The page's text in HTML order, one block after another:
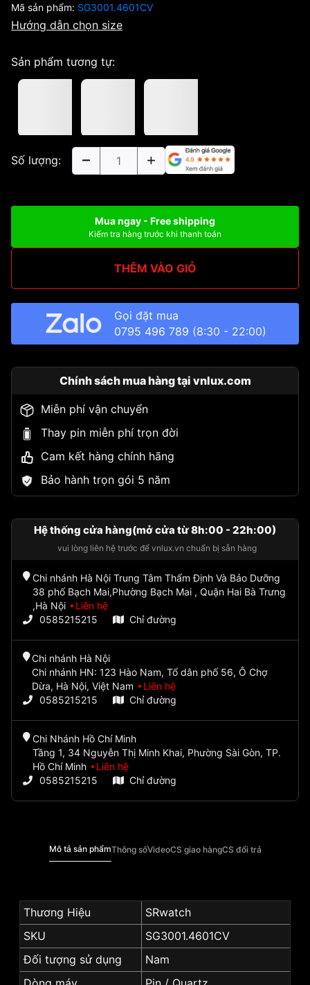
Mã sản phẩm: SG3001.4601CV
Hướng dẫn chọn size
Sản phẩm tương tự:
Số lượng:
Mua ngay - Free shipping
Kiểm tra hàng trước khi thanh toán
THÊM VÀO GIỎ
Gọi đặt mua
0795 496 789 (8:30 - 22:00)
Chính sách mua hàng tại vnlux.com
Miễn phí vận chuyển
Thay pin miễn phí trọn đời
Cam kết hàng chính hãng
Bảo hành trọn gói 5 năm
Hệ thống cửa hàng(mở cửa từ 8h:00 - 22h:00)
vui lòng liên hệ trước để vnlux.vn chuẩn bị sẵn hàng
Chi nhánh Hà Nội Trung Tâm Thẩm Định Và Bảo Dưỡng
38 phố Bạch Mai,Phường Bạch Mai , Quận Hai Bà Trưng
,Hà Nội
Liên hệ
0585215215
Chỉ đường
Chi nhánh Hà Nội
Chi nhánh HN: 123 Hào Nam, Tổ dân phố 56, Ô Chợ
Dừa, Hà Nội, Việt Nam
Liên hệ
0585215215
Chỉ đường
Chi Nhánh Hồ Chí Minh
Tầng 1, 34 Nguyễn Thị Minh Khai, Phường Sài Gòn, TP.
Hồ Chí Minh
Liên hệ
0585215215
Chỉ đường
Mô tả sản phẩmThông sốVideoCS giao hàngCS đổi trả
Thương Hiệu
SRwatch
SKU
SG3001.4601CV
Đối tượng sử dụng
Nam